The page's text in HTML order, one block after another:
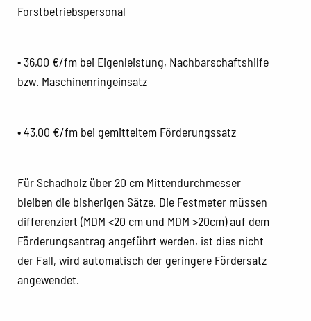
Forstbetriebspersonal
• 36,00 €/fm bei Eigenleistung, Nachbarschaftshilfe
bzw. Maschinenringeinsatz
• 43,00 €/fm bei gemitteltem Förderungssatz
Für Schadholz über 20 cm Mittendurchmesser
bleiben die bisherigen Sätze. Die Festmeter müssen
differenziert (MDM <20 cm und MDM >20cm) auf dem
Förderungsantrag angeführt werden, ist dies nicht
der Fall, wird automatisch der geringere Fördersatz
angewendet.